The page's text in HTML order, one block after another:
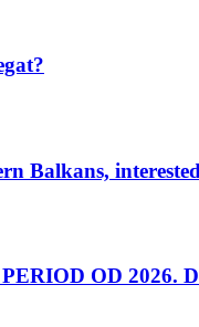
Balkans,
OD 2026.